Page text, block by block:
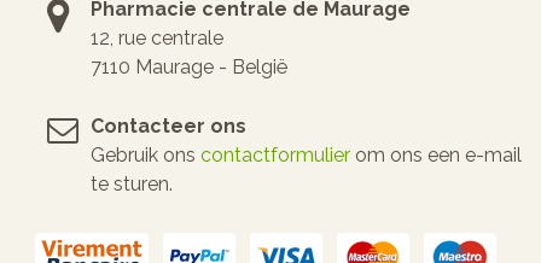
Pharmacie centrale de Maurage
12, rue centrale
7110 Maurage - België
Contacteer ons
Gebruik ons contactformulier om ons een e-mail
te sturen.